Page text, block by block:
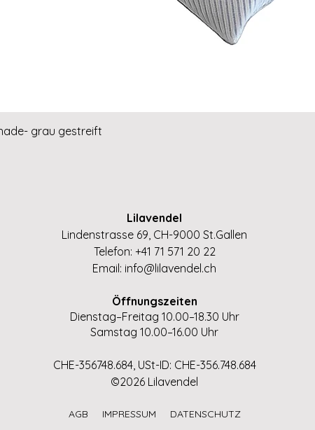
grau gestreift
Lilavendel
Lindenstrasse 69, CH-9000 St.Gallen
Telefon: +41 71 571 20 22
Email: info@lilavendel.ch
Öffnungszeiten
Dienstag–Freitag 10.00–18.30 Uhr
Samstag 10.00–16.00 Uhr
CHE-356748.684, USt-ID: CHE-356.748.684
©2026 Lilavendel
AGB IMPRESSUM DATENSCHUTZ